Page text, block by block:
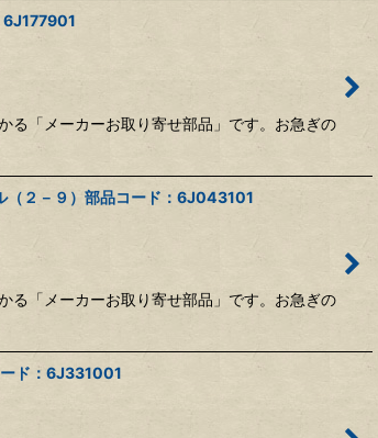
6J177901
る「メーカーお取り寄せ部品」です。お急ぎの
（２－９）部品コード：6J043101
る「メーカーお取り寄せ部品」です。お急ぎの
ド：6J331001